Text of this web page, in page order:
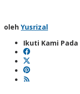
oleh Yusrizal
Ikuti Kami Pada